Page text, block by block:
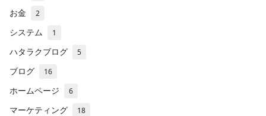
お金 2
システム 1
ハタラクブログ 5
ブログ 16
ホームページ 6
マーケティング 18